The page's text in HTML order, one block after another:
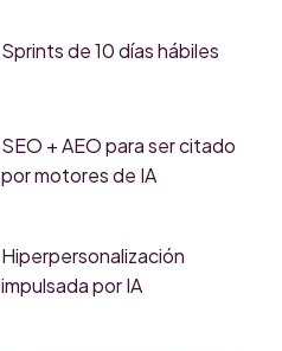
Sprints de 10 días hábiles
SEO + AEO para ser citado
por motores de IA
Hiperpersonalización
impulsada por IA